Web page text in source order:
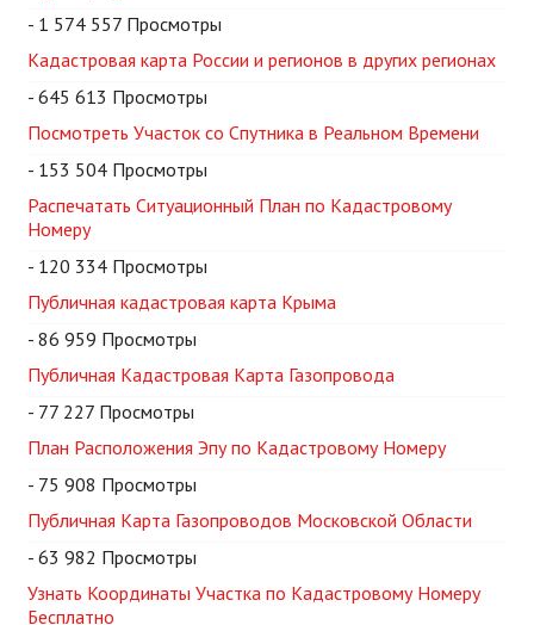
- 1 574 557 Просмотры
Кадастровая карта России и регионов в других регионах
- 645 613 Просмотры
Посмотреть Участок со Спутника в Реальном Времени
- 153 504 Просмотры
Распечатать Ситуационный План по Кадастровому
Номеру
- 120 334 Просмотры
Публичная кадастровая карта Крыма
- 86 959 Просмотры
Публичная Кадастровая Карта Газопровода
- 77 227 Просмотры
План Расположения Эпу по Кадастровому Номеру
- 75 908 Просмотры
Публичная Карта Газопроводов Московской Области
- 63 982 Просмотры
Узнать Координаты Участка по Кадастровому Номеру
Бесплатно